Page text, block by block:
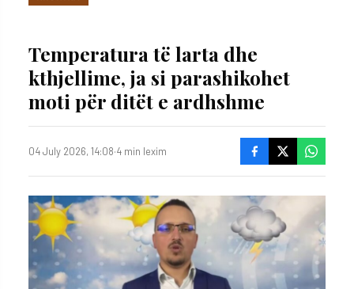
Temperatura të larta dhe
kthjellime, ja si parashikohet
moti për ditët e ardhshme
04 July 2026, 14:08·4 min lexim